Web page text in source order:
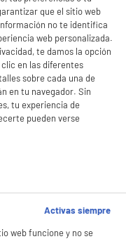
que el sitio web
no te identifica
web personalizada.
te damos la opción
en las diferentes
sobre cada una de
en tu navegador. Sin
tu experiencia de
pueden verse
Activas siempre
web funcione y no se